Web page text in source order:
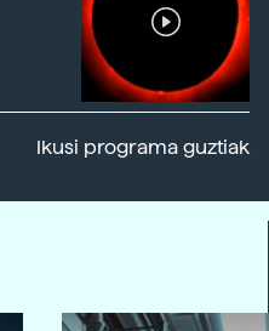
Ikusi programa guztiak